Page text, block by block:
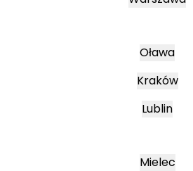
Oława
Kraków
Lublin
Mielec